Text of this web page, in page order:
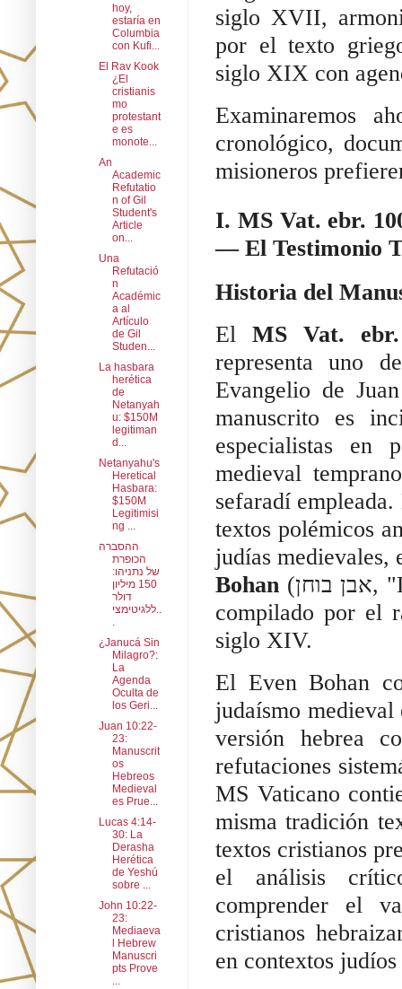
siglo XVII,
por el texto
siglo XIX con
Examinaremos
cronológico,
misioneros
I. MS Vat. ebr.
— El Testimonio
Historia del
El MS Vat.
representa uno
Evangelio de
manuscrito es
especialistas en
medieval
sefaradí
textos polémicos
judías
Bohan (אבן בוחן, "La Piedra de Prueba" o "La Piedra de Toque")
compilado por el
siglo XIV.
El Even Bohan
judaísmo medieval
versión hebrea
refutaciones
MS Vaticano
misma tradición
textos cristianos
el análisis
comprender el
cristianos
en contextos
hoy,
estaría en
Columbia
con Kufi...
El Rav Kook
¿El
cristianis
mo
protestant
e es
monote...
An
Academic
Refutatio
n of Gil
Student's
Article
on...
Una
Refutació
n
Académic
a al
Artículo
de Gil
Studen...
La hasbara
herética
de
Netanyah
u: $150M
legitiman
d...
Netanyahu's
Heretical
Hasbara:
$150M
Legitimisi
ng ...
ההסברה
הכופרת
של נתניהו:
150 מיליון
דולר
ללגיטימצי..
.
¿Janucá Sin
Milagro?:
La
Agenda
Oculta de
los Geri...
Juan 10:22-
23:
Manuscrit
os
Hebreos
Medieval
es Prue...
Lucas 4:14-
30: La
Derasha
Herética
de Yeshú
sobre ...
John 10:22-
23:
Mediaeva
l Hebrew
Manuscri
pts Prove
...